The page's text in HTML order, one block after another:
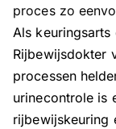
proces zo
Als
Rijbewijsdokter
processen
urinecontrole is
rijbewijskeuring